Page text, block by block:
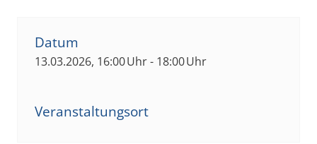
Datum
13.03.2026, 16:00 Uhr - 18:00 Uhr
Veranstaltungsort